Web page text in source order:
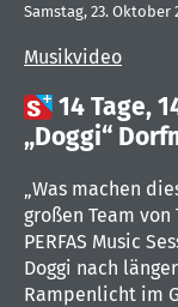
Musikvideo
Samstag, 23. Oktober
14 Tage,
„Doggi“
„Was machen
großen Team
PERFAS Music
Doggi nach
Rampenlicht im